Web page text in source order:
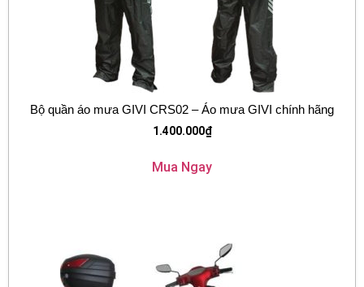
Bộ quần áo mưa GIVI CRS02 – Áo mưa GIVI chính hãng
1.400.000₫
Mua Ngay